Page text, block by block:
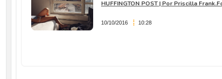
HUFFINGTON POST | Por Priscilla
10/10/2016 10:28